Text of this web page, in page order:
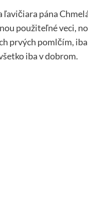
pána
použiteľné veci,
prvých pomlčím,
iba v dobrom.